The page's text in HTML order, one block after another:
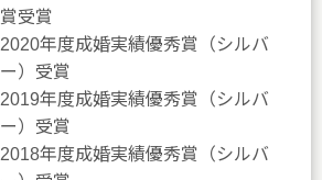
賞受賞
2020年度成婚実績優秀賞（シルバ
ー）受賞
2019年度成婚実績優秀賞（シルバ
ー）受賞
2018年度成婚実績優秀賞（シルバ